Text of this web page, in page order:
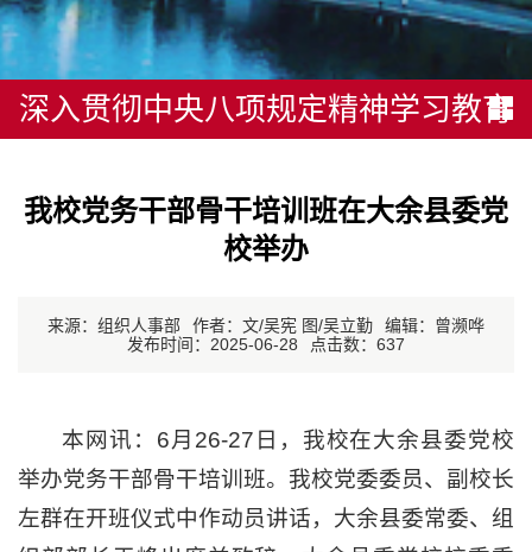
深入贯彻中央八项规定精神学习教育
我校党务干部骨干培训班在大余县委党
校举办
来源：组织人事部 作者：文/吴宪 图/吴立勤
编辑：曾濒哗
发布时间：2025-06-28
点击数： 637
本网讯：6月26-27日，我校在大余县委党校
举办党务干部骨干培训班。我校党委委员、副校长
左群在开班仪式中作动员讲话，大余县委常委、组